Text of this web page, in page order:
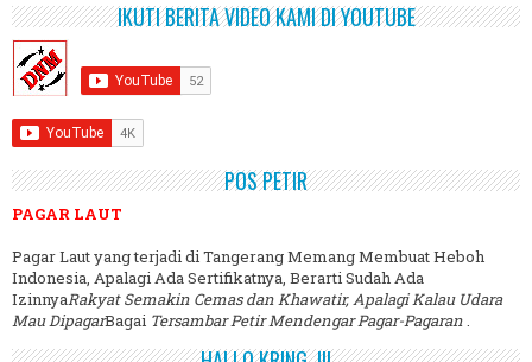
IKUTI BERITA VIDEO KAMI DI YOUTUBE
POS PETIR
PAGAR LAUT
Pagar Laut yang terjadi di Tangerang Memang Membuat Heboh
Indonesia, Apalagi Ada Sertifikatnya, Berarti Sudah Ada
IzinnyaRakyat Semakin Cemas dan Khawatir, Apalagi Kalau Udara
Mau DipagarBagai Tersambar Petir Mendengar Pagar-Pagaran.